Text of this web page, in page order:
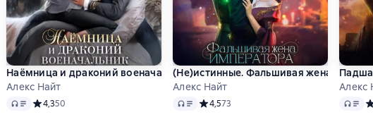
Наёмница и драконий военачальник
Алекс Найт
Audio Средний рейтинг 4,3 на основе 50 оценок
4,350
(Не)истинные. Фальшивая жена
Алекс Найт
Audio Средний рейтинг 4,5 на основе 73 оценок
4,573
Алекс
Audio